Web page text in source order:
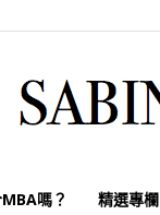
嗎？ 精選專欄